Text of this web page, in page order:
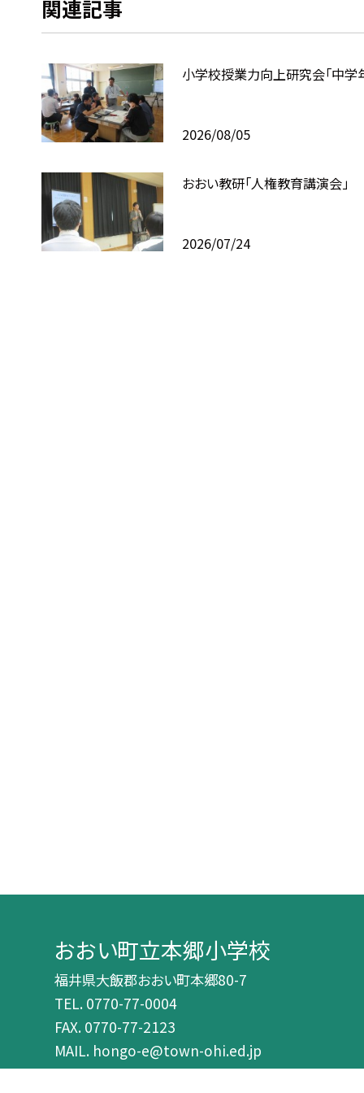
関連記事
小学校授業力向上研究会「中学
2026/08/05
おおい教研「人権教育講演会」
2026/07/24
おおい町立本郷小学校
福井県大飯郡おおい町本郷80-7
TEL. 0770-77-0004
FAX. 0770-77-2123
MAIL. hongo-e@town-ohi.ed.jp